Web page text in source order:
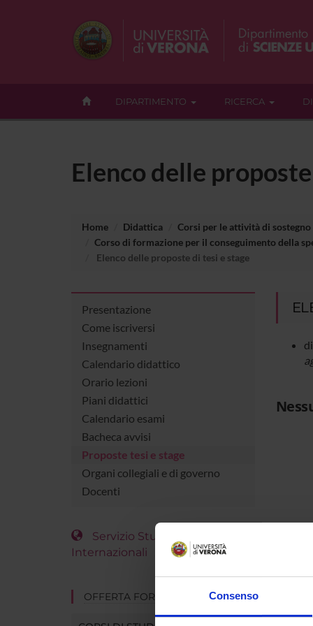
Consenso
DIPARTIMENTO RICERCA
Elenco delle
Home Didattica
Corsi per le attività di
Corso di formazione per il conseguimento della
Elenco delle proposte di tesi e stage
Presentazione
Come iscriversi
Insegnamenti
Calendario didattico
Orario lezioni
Piani didattici
Calendario esami
Bacheca avvisi
Proposte tesi e stage
Organi collegiali e di governo
Docenti
Servizio Studenti
Internazionali
OFFERTA FORMATIVA